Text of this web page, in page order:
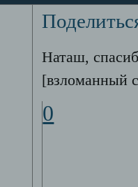
Наташ,
[взломанный
0